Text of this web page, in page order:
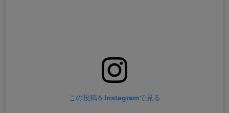
この投稿をInstagramで見る